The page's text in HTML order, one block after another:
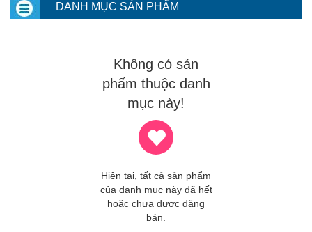
DANH MỤC SẢN PHẨM
Không có sản
phẩm thuộc danh
mục này!
Hiện tại, tất cả sản phẩm
của danh mục này đã hết
hoặc chưa được đăng
bán.